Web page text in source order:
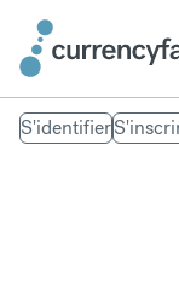
S'identifier